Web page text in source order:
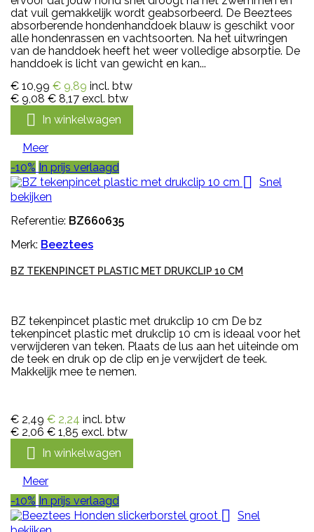
dat vuil gemakkelijk wordt geabsorbeerd. De Beeztees
absorberende hondenhanddoek blauw is geschikt voor
alle hondenrassen en vachtsoorten. Na het uitwringen
van de handdoek heeft het weer volledige absorptie. De
handdoek is licht van gewicht en kan...
€ 10,99 € 9,89 incl. btw
€ 9,08 € 8,17 excl. btw
 In winkelwagen
Meer
-10% In prijs verlaagd

Snel
bekijken
Referentie: BZ660635
Merk: Beeztees
BZ TEKENPINCET PLASTIC MET DRUKCLIP 10 CM
BZ tekenpincet plastic met drukclip 10 cm De bz
tekenpincet plastic met drukclip 10 cm is ideaal voor het
verwijderen van teken. Plaats de lus aan het uiteinde om
de teek en druk op de clip en je verwijdert de teek.
Makkelijk mee te nemen.
€ 2,49 € 2,24 incl. btw
€ 2,06 € 1,85 excl. btw
 In winkelwagen
Meer
-10% In prijs verlaagd

Snel